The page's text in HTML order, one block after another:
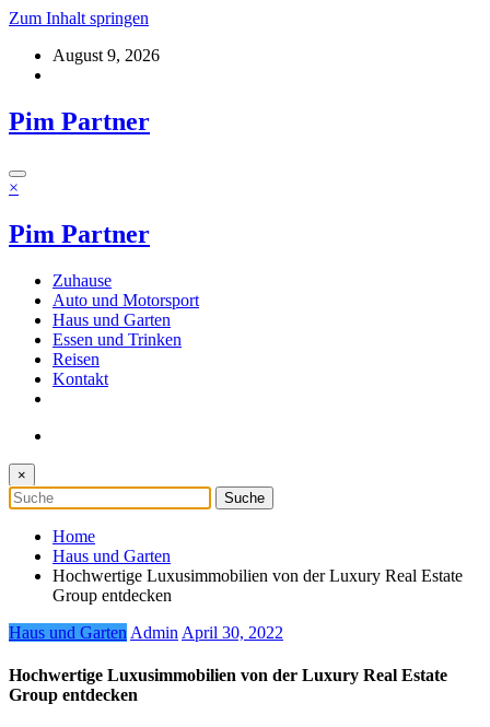
Zum Inhalt springen
August 9, 2026
Pim Partner
×
Pim Partner
Zuhause
Auto und Motorsport
Haus und Garten
Essen und Trinken
Reisen
Kontakt
×
Home
Haus und Garten
Hochwertige Luxusimmobilien von der Luxury Real Estate
Group entdecken
Haus und Garten Admin April 30, 2022
Hochwertige Luxusimmobilien von der Luxury Real Estate
Group entdecken